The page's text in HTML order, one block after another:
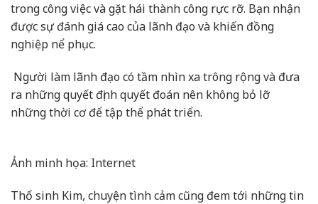
trong công việc và gặt hái thành công rực rỡ. Bạn nhận
được sự đánh giá cao của lãnh đạo và khiến đồng
nghiệp nể phục.
Người làm lãnh đạo có tầm nhìn xa trông rộng và đưa
ra những quyết định quyết đoán nên không bỏ lỡ
những thời cơ để tập thể phát triển.
Ảnh minh họa: Internet
Thổ sinh Kim, chuyện tình cảm cũng đem tới những tin